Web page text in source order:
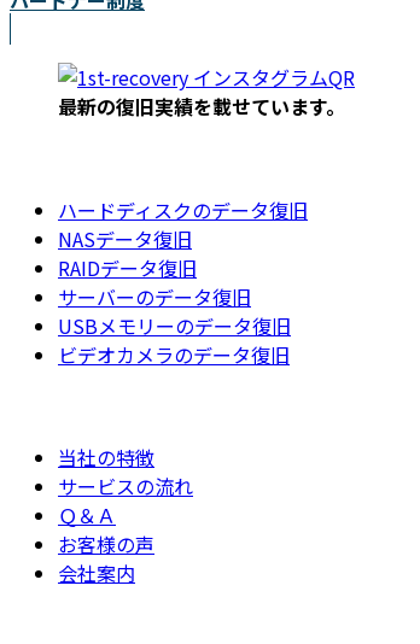
最新の復旧実績を載せています。
ハードディスクのデータ復旧
NASデータ復旧
RAIDデータ復旧
サーバーのデータ復旧
USBメモリーのデータ復旧
ビデオカメラのデータ復旧
当社の特徴
サービスの流れ
Ｑ＆Ａ
お客様の声
会社案内